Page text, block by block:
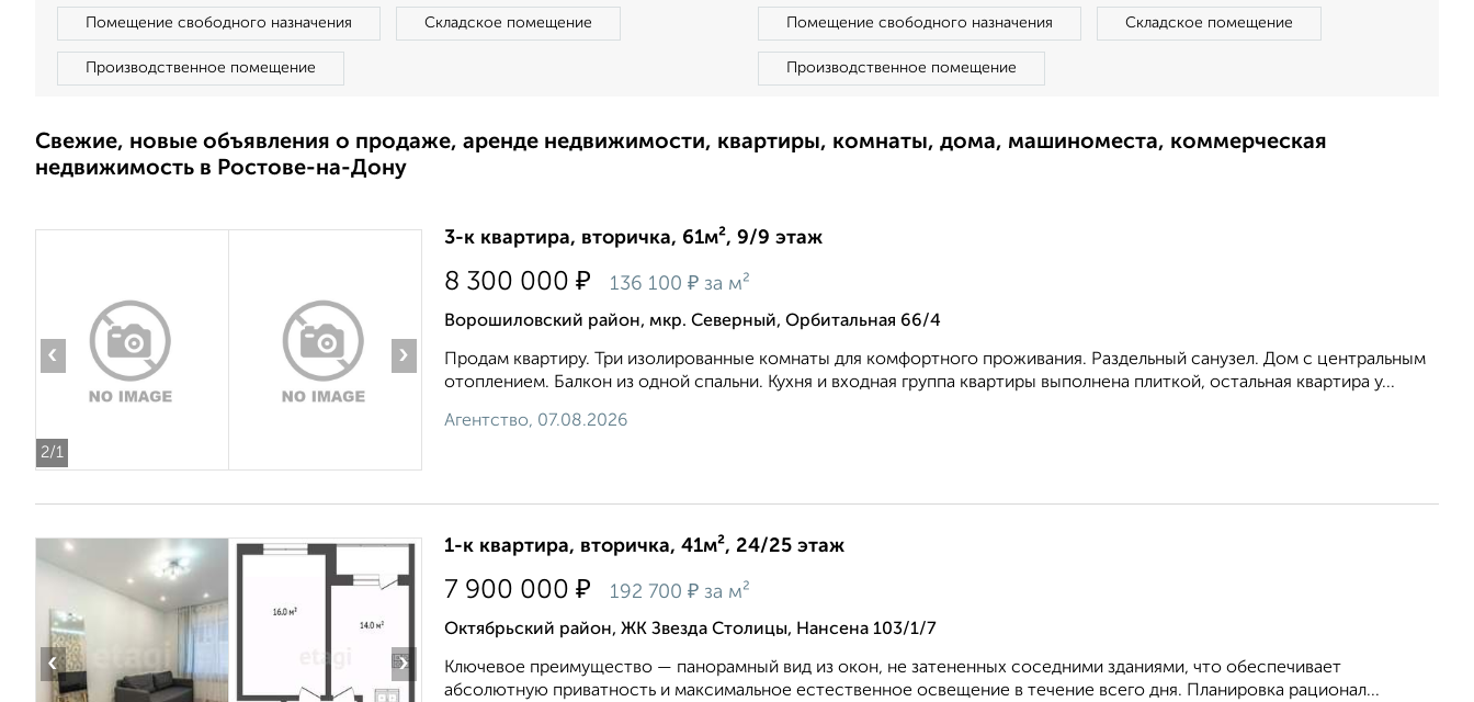
Помещение свободного назначения Складское помещение
Производственное помещение
Помещение свободного назначения Складское помещение
Производственное помещение
Свежие, новые объявления о продаже, аренде недвижимости, квартиры, комнаты, дома, машиноместа, коммерческая
недвижимость в Ростове-на-Дону
2/1
‹ ›
3-к квартира, вторичка, 61м², 9/9 этаж
8 300 000 ₽ 136 100 ₽ за м²
Ворошиловский район, мкр. Северный, Орбитальная 66/4
Продам квартиру. Три изолированные комнаты для комфортного проживания. Раздельный санузел. Дом с центральным
отоплением. Балкон из одной спальни. Кухня и входная группа квартиры выполнена плиткой, остальная квартира у...
Агентство, 07.08.2026
‹ ›
1-к квартира, вторичка, 41м², 24/25 этаж
7 900 000 ₽ 192 700 ₽ за м²
Октябрьский район, ЖК Звезда Столицы, Нансена 103/1/7
Ключевое преимущество — панорамный вид из окон, не затененных соседними зданиями, что обеспечивает
абсолютную приватность и максимальное естественное освещение в течение всего дня. Планировка рационал...